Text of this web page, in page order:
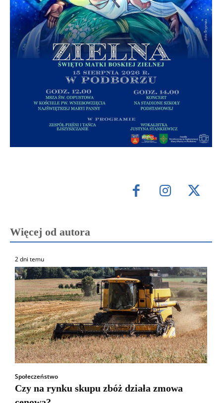
Więcej od autora
2 dni temu
Społeczeństwo
Czy na rynku skupu zbóż działa zmowa